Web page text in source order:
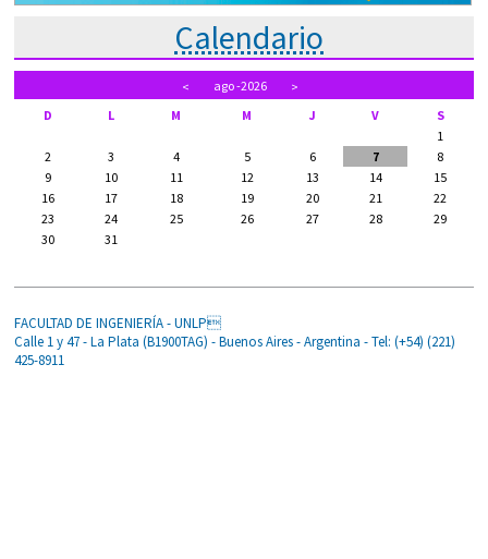
Calendario
< ago-2026
>
D
L M M J V
S
1
2
3 4 5 6 7
8
9
10 11 12 13 14
15
16
17 18 19 20 21
22
23
24 25 26 27 28
29
30
31
FACULTAD DE INGENIERÍA - UNLP
Calle 1 y 47 - La Plata (B1900TAG) - Buenos Aires - Argentina - Tel: (+54) (221)
425-8911